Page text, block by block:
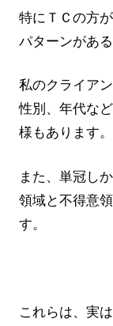
特にＴＣの方
パターンがあ
私のクライア
性別、年代な
様もあります。
また、単冠し
領域と不得意
す。
これらは、実